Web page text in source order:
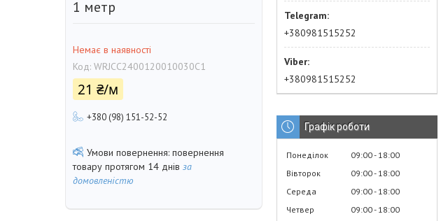
1 метр
Немає в наявності
Код: WRJCC2400120010030C1
21 ₴/м
+380 (98) 151-52-52
повернення
товару протягом 14 днів за
домовленістю
+380981515252
+380981515252
Графік роботи
Понеділок 09:00 18:00
Вівторок
09:00 18:00
Середа
09:00 18:00
Четвер
09:00 18:00